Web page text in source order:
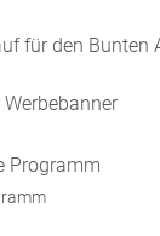
für den Bunten